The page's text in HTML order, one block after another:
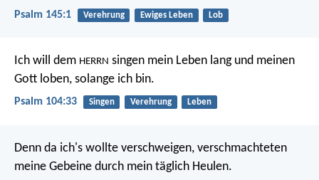
Psalm 145:1 Verehrung Ewiges Leben Lob
Ich will dem HERRN singen mein Leben langund meinen
Gott loben, solange ich bin.
Psalm 104:33 Singen Verehrung Leben
Denn da ich's wollte verschweigen, verschmachteten
meine Gebeine durch mein täglich Heulen.